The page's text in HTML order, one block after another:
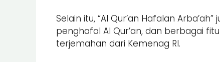
Selain itu, “Al Qur’an Hafalan
penghafal Al Qur’an, dan berbagai
terjemahan dari Kemenag RI.